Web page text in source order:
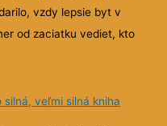
vzdy lepsie byt v
od zaciatku vediet, kto
silná, veľmi silná kniha